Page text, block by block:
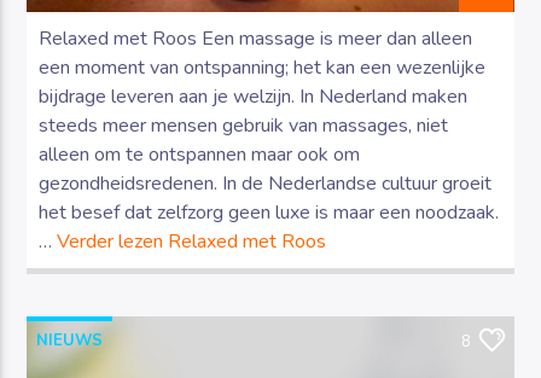
Relaxed met Roos Een massage is meer dan alleen
een moment van ontspanning; het kan een wezenlijke
bijdrage leveren aan je welzijn. In Nederland maken
steeds meer mensen gebruik van massages, niet
alleen om te ontspannen maar ook om
gezondheidsredenen. In de Nederlandse cultuur groeit
het besef dat zelfzorg geen luxe is maar een noodzaak.
…Verder lezen Relaxed met Roos
NIEUWS 8